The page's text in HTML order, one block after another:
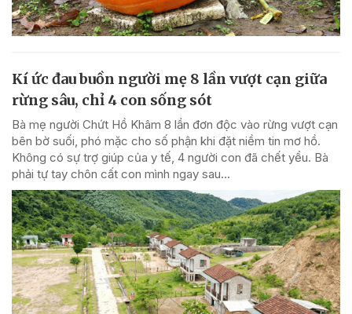
Kí ức đau buồn người mẹ 8 lần vượt cạn giữa
rừng sâu, chỉ 4 con sống sót
Bà mẹ người Chứt Hồ Khâm 8 lần đơn độc vào rừng vượt cạn
bên bờ suối, phó mặc cho số phận khi đặt niềm tin mơ hồ.
Không có sự trợ giúp của y tế, 4 người con đã chết yểu. Bà
phải tự tay chôn cất con mình ngay sau...